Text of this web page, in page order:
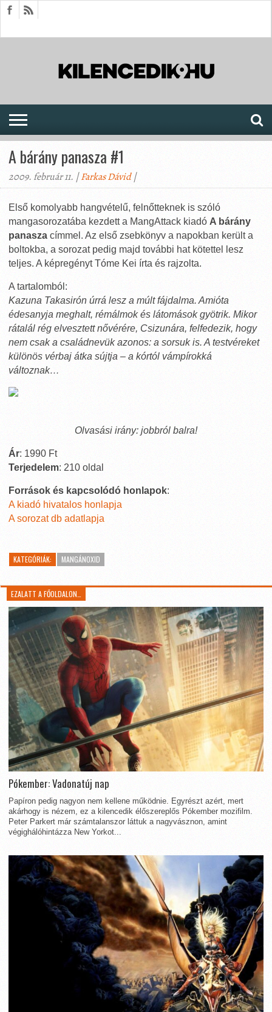
A bárány panasza #1
2009. február 11. |Farkas Dávid|
Első komolyabb hangvételű, felnőtteknek is szóló
mangasorozatába kezdett a MangAttack kiadó A bárány
panasza címmel. Az első zsebkönyv a napokban került a
boltokba, a sorozat pedig majd további hat kötettel lesz
teljes. A képregényt Tóme Kei írta és rajzolta.
A tartalomból:
Kazuna Takasirón úrrá lesz a múlt fájdalma. Amióta
édesanyja meghalt, rémálmok és látomások gyötrik. Mikor
rátalál rég elvesztett nővérére, Csizunára, felfedezik, hogy
nem csak a családnevük azonos: a sorsuk is. A testvéreket
különös vérbaj átka sújtja – a kórtól vámpírokká
változnak…
Olvasási irány: jobbról balra!
Ár: 1990 Ft
Terjedelem: 210 oldal
Források és kapcsolódó honlapok:
A kiadó hivatalos honlapja
A sorozat db adatlapja
KATEGÓRIÁK: MANGÁNOXID
EZALATT A FŐOLDALON…
Pókember: Vadonatúj nap
Papíron pedig nagyon nem kellene működnie. Egyrészt azért, mert
akárhogy is nézem, ez a kilencedik élőszereplős Pókember mozifilm.
Peter Parkert már számtalanszor láttuk a nagyvásznon, amint
végighálóhintázza New Yorkot...